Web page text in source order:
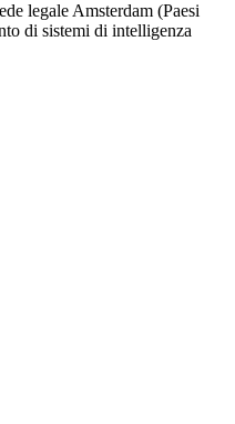
legale Amsterdam (Paesi
di sistemi di intelligenza